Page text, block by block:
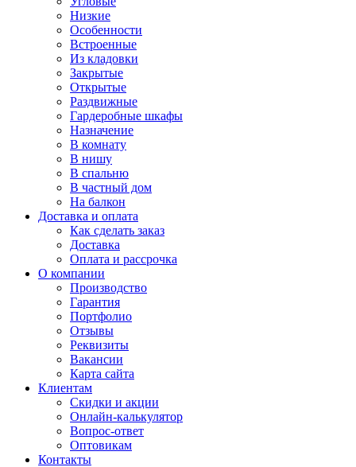
Низкие
Особенности
Встроенные
Из кладовки
Закрытые
Открытые
Раздвижные
Гардеробные шкафы
Назначение
В комнату
В нишу
В спальню
В частный дом
На балкон
Доставка и оплата
Как сделать заказ
Доставка
Оплата и рассрочка
О компании
Производство
Гарантия
Портфолио
Отзывы
Реквизиты
Вакансии
Карта сайта
Клиентам
Скидки и акции
Онлайн-калькулятор
Вопрос-ответ
Оптовикам
Контакты